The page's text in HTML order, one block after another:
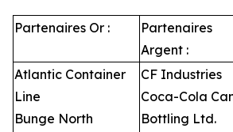
Partenaires Or :
Partenaires
Argent :
Atlantic Container
Line
Bunge North
CF Industries
Coca-Cola
Bottling Ltd.